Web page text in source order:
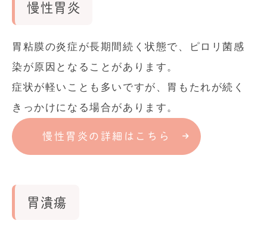
慢性胃炎
胃粘膜の炎症が長期間続く状態で、ピロリ菌感
染が原因となることがあります。
症状が軽いことも多いですが、胃もたれが続く
きっかけになる場合があります。
慢性胃炎の詳細はこちら
胃潰瘍